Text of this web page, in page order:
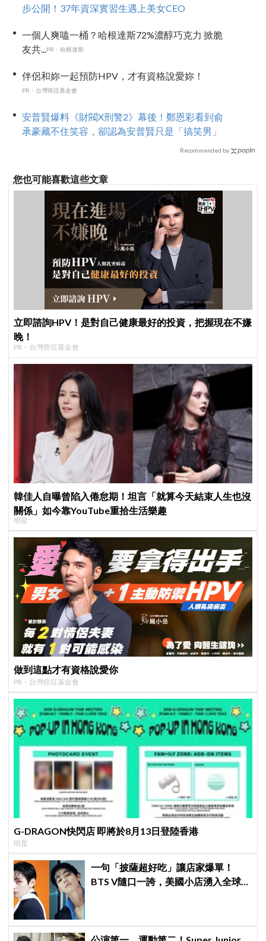
步公開！37年資深實習生遇上美女CEO
一個人爽嗑一桶？哈根達斯72%濃醇巧克力 掀脆
友共...
PR・哈根達斯
伴侶和妳一起預防HPV，才有資格說愛妳！
PR・台灣癌症基金會
安普賢爆料《財閥X刑警2》幕後！鄭恩彩看到俞
承豪藏不住笑容，卻認為安普賢只是「搞笑男」
Recommended by
您也可能喜歡這些文章
立即諮詢HPV！是對自己健康最好的投資，把握現在不嫌
晚！
PR・台灣癌症基金會
韓佳人自曝曾陷入倦怠期！坦言「就算今天結束人生也沒
關係」如今靠YouTube重拾生活樂趣
明星
做到這點才有資格說愛你
PR・台灣癌症基金會
G-DRAGON快閃店 即將於8月13日登陸香港
明星
一句「披薩超好吃」讓店家爆單！
BTS V隨口一誇，美國小店湧入全球